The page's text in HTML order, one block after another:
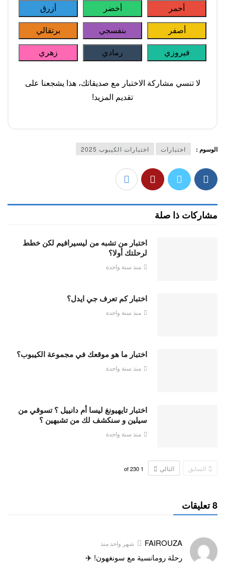
أحمر أخضر أزرق
أصفر بنفسجي برتقالي
فيروزي رمادي زهري
لا تنسي مشاركة الاختبار مع صديقاتك، هذا يشجعنا على
تقديم المزيد!
الوسوم : اختبارات اختبارات الكيبوب 2025
مشاركات ذا صلة
اختبار من تشبه من ليسيرافيم لكن خطط
لرحلتك أولا؟
منذ سنة واحدة
اختبار كم تعرف جي ايدل؟
منذ سنة واحدة
اختبار ما هو موقعك في مجموعة الكيبوب؟
منذ سنة واحدة
اختبار تايهيونغ ليسا أم دانييل ؟ تسوقي من
سيلين و سنكشف لك من تشبهين ؟
منذ سنة واحدة
السابق التالي 1
230
8 تعليقات
FAIROUZA شهر واحد منذ
رحلة رومانسية مع سونغهون! ✈️